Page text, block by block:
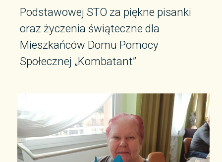
Podstawowej STO za piękne pisanki
oraz życzenia świąteczne dla
Mieszkańców Domu Pomocy
Społecznej „Kombatant”